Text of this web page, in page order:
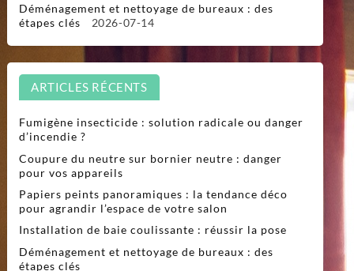
Déménagement et nettoyage de bureaux : des
étapes clés
2026-07-14
ARTICLES RÉCENTS
Fumigène insecticide : solution radicale ou danger
d’incendie ?
Coupure du neutre sur bornier neutre : danger
pour vos appareils
Papiers peints panoramiques : la tendance déco
pour agrandir l’espace de votre salon
Installation de baie coulissante : réussir la pose
Déménagement et nettoyage de bureaux : des
étapes clés